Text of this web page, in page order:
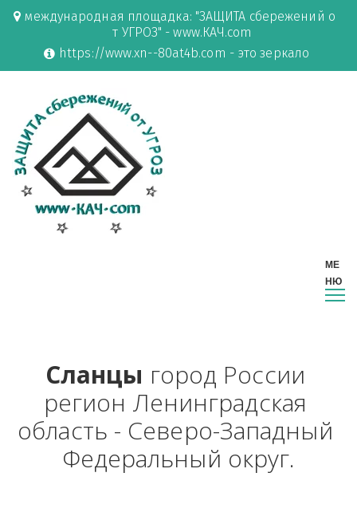
международная площадка: "ЗАЩИТА сбережений о
т УГРОЗ" - www.КАЧ.com
https://www.xn--80at4b.com - это зеркало
Сланцы город России
регион Ленинградская
область - Северо-Западный
Федеральный округ.